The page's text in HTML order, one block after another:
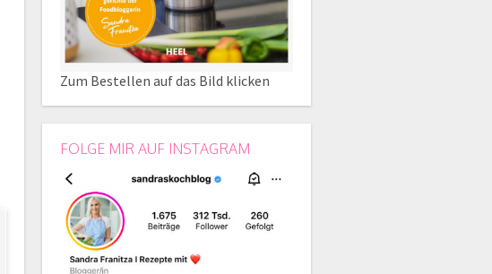
Zum Bestellen auf das Bild klicken
FOLGE MIR AUF INSTAGRAM